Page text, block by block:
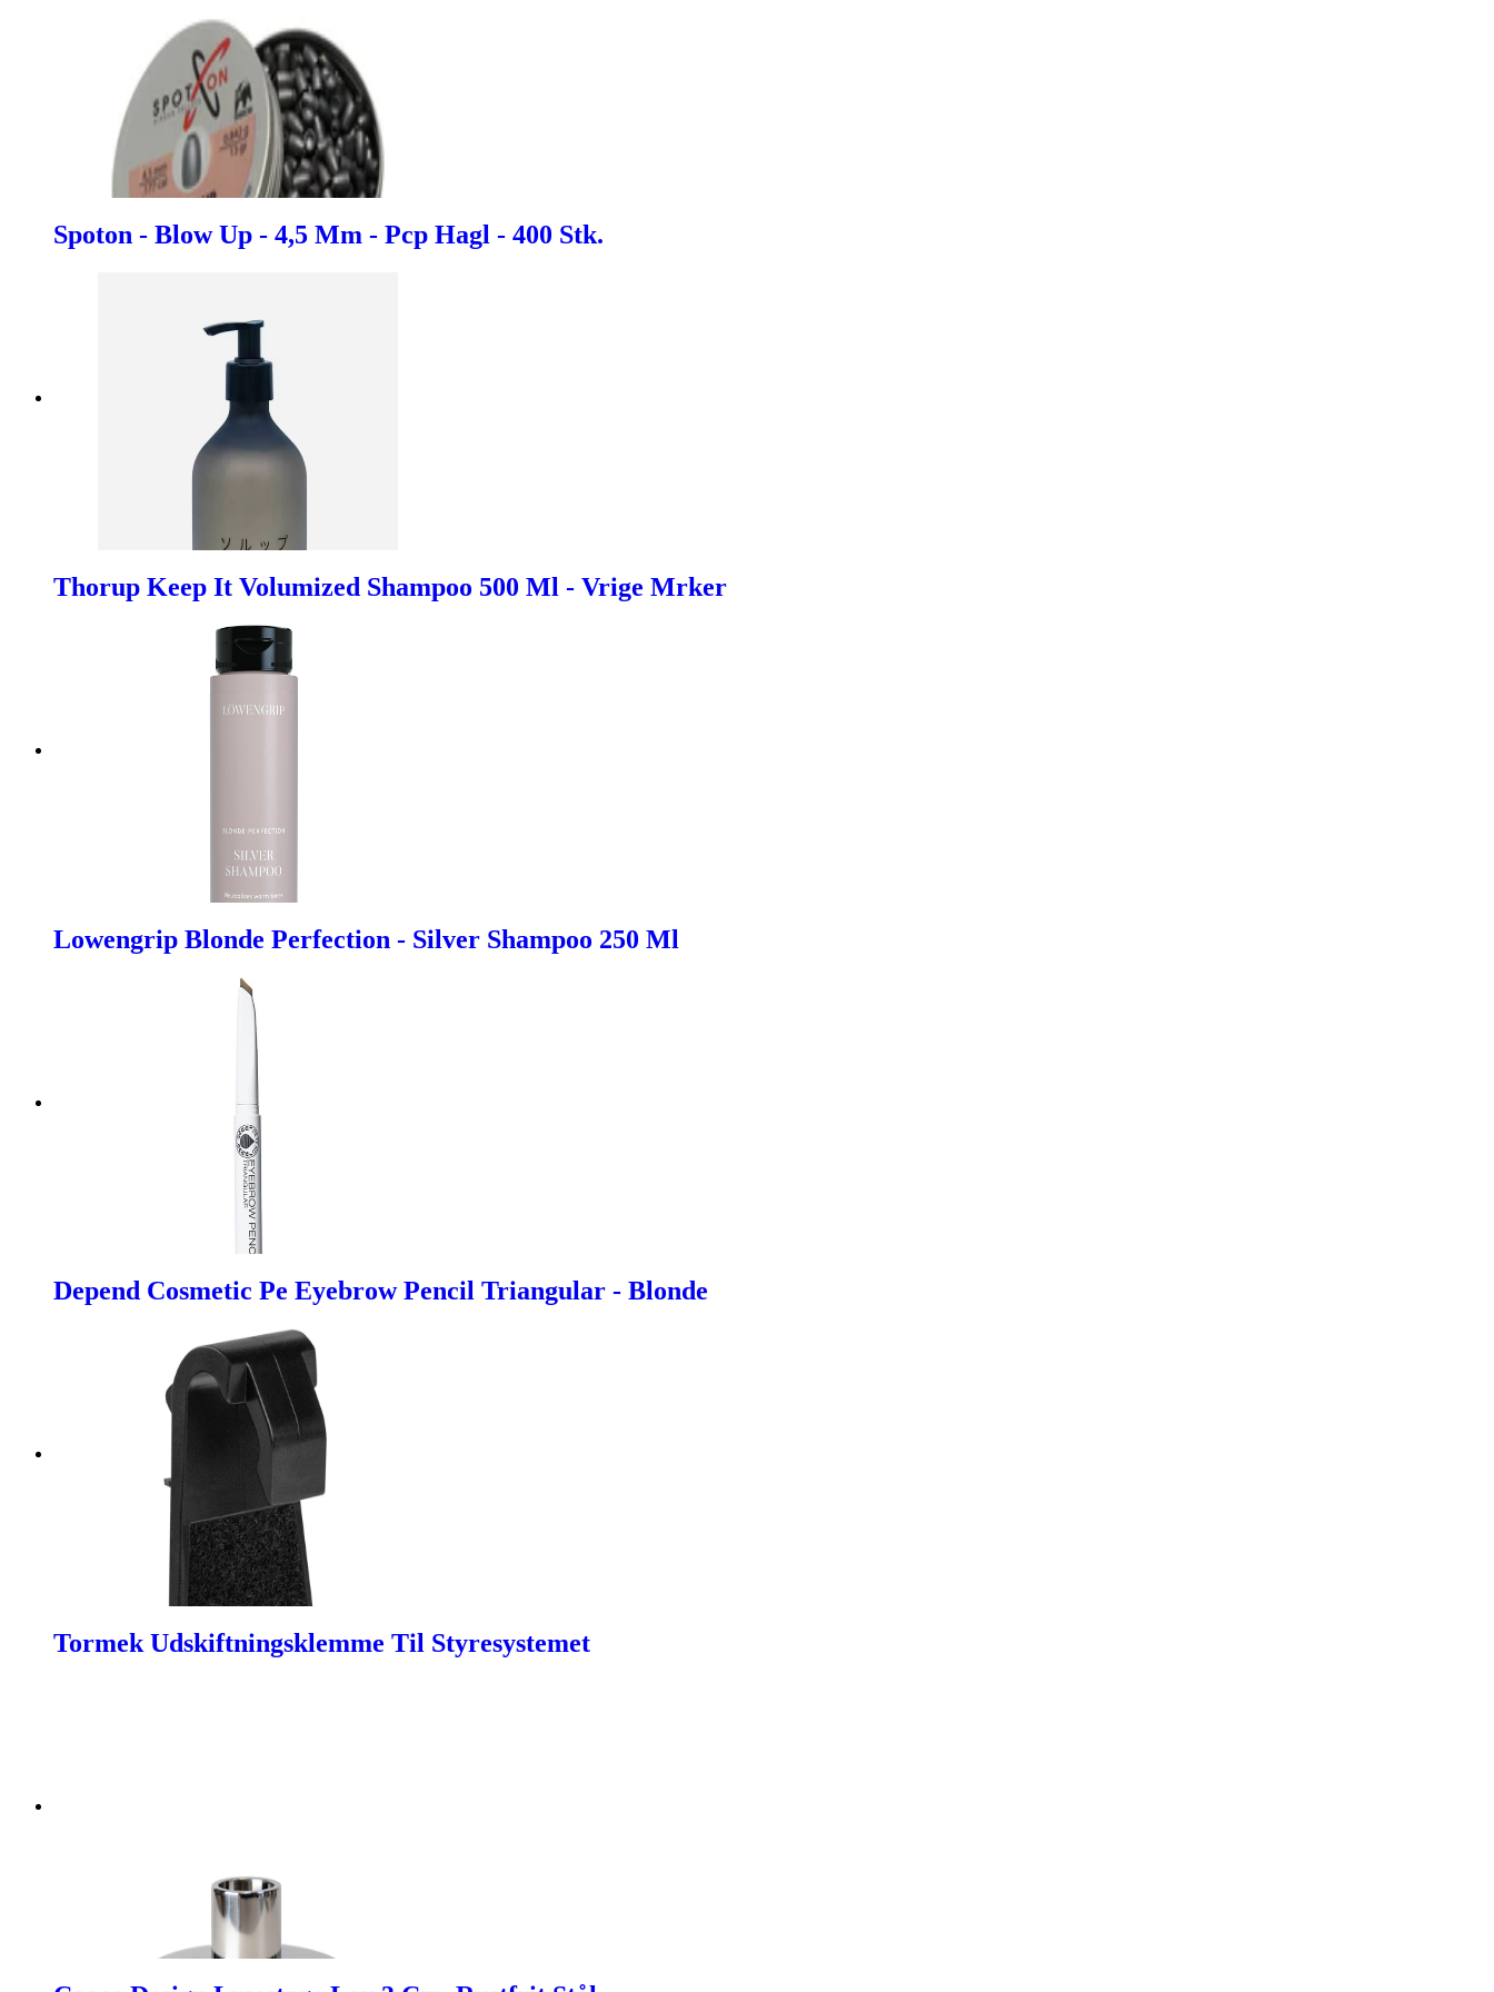
Spoton - Blow Up - 4,5 Mm - Pcp Hagl - 400 Stk.
Thorup Keep It Volumized Shampoo 500 Ml - Vrige Mrker
Lowengrip Blonde Perfection - Silver Shampoo 250 Ml
Depend Cosmetic Pe Eyebrow Pencil Triangular - Blonde
Tormek Udskiftningsklemme Til Styresystemet